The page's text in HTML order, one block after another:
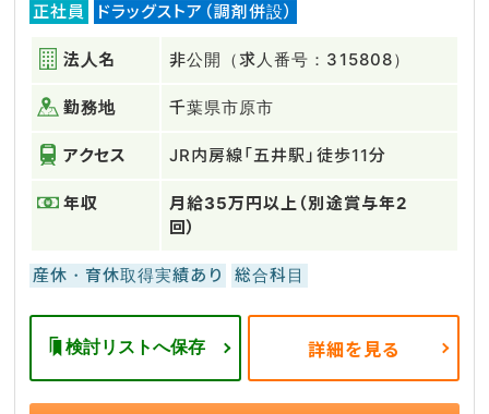
正社員 ドラッグストア（調剤併設）
法人名 非公開（求人番号：315808）
勤務地 千葉県市原市
アクセス JR内房線「五井駅」徒歩11分
年収
月給35万円以上（別途賞与年2
回）
産休・育休取得実績あり 総合科目
検討リストへ保存 詳細を見る